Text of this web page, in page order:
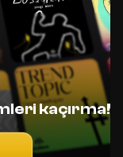
kaçırma!